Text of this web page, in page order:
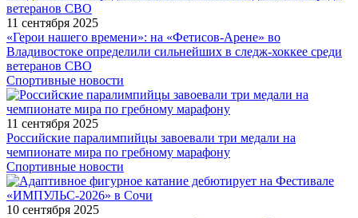
11 сентября 2025
«Герои нашего времени»: на «Фетисов-Арене» во
Владивостоке определили сильнейших в следж-хоккее среди
ветеранов СВО
Спортивные новости
11 сентября 2025
Российские паралимпийцы завоевали три медали на
чемпионате мира по гребному марафону
Спортивные новости
10 сентября 2025